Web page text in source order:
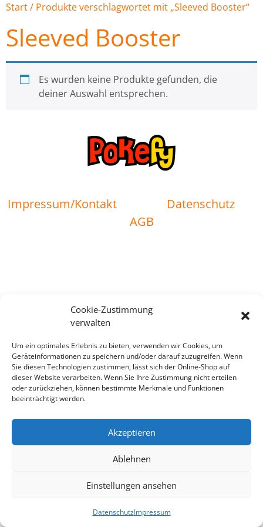
Cookie-Zustimmung
verwalten
Um ein optimales Erlebnis zu bieten, verwenden wir Cookies, um
Geräteinformationen zu speichern und/oder darauf zuzugreifen. Wenn
Sie diesen Technologien zustimmen, lässt sich der Online-Shop auf
dieser Website verarbeiten. Wenn Sie Ihre Zustimmung nicht erteilen
oder zurückziehen, können bestimmte Merkmale und Funktionen
beeinträchtigt werden.
Akzeptieren
Ablehnen
Einstellungen ansehen
DatenschutzImpressum
Start/ Produkte verschlagwortet mit „Sleeved Booster“
Sleeved Booster
Es wurden keine Produkte gefunden, die
deiner Auswahl entsprechen.
Impressum/Kontakt
Datenschutz
AGB